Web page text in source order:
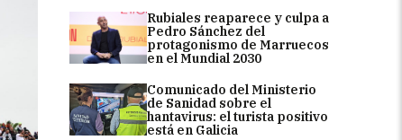
Rubiales reaparece y culpa a
Pedro Sánchez del
protagonismo de Marruecos
en el Mundial 2030
Comunicado del Ministerio
de Sanidad sobre el
hantavirus: el turista positivo
está en Galicia